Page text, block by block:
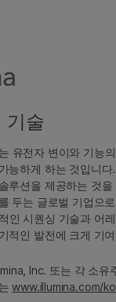
기술
유전자 변이와 기능
능하게 하는 것입니
루션을 제공하는 것
두는 글로벌 기업으
인 시퀀싱 기술과 어
적인 발전에 크게 기
Inc. 또는 각 소유
www.illumina.com/